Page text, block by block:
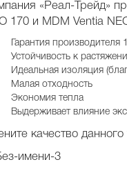
«Реал-Трейд»
170 и МDM Ventia
Гарантия производителя
Устойчивость к
Идеальная изоляция
Малая отходность
Экономия тепла
Выдерживает влияние
качество